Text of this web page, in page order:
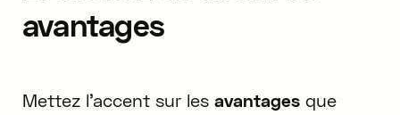
avantages
Mettez l'accent sur les avantagesque